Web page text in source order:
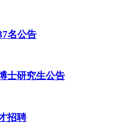
名公告
士研究生公告
招聘